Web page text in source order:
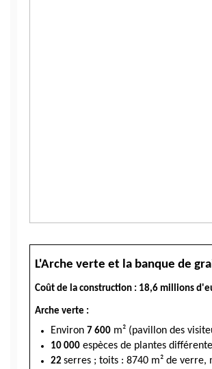
L'Arche verte et la banque de
Coût de la construction : 18,6 millions
Arche verte :
Environ 7 600 m² (pavillon des
10 000 espèces de plantes
22 serres ; toits : 8740 m² de verre,